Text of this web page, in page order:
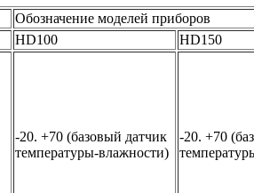
Обозначение моделей приборов
HD100
HD150
-20. +70 (базовый датчик
температуры-влажности)
-20. +70